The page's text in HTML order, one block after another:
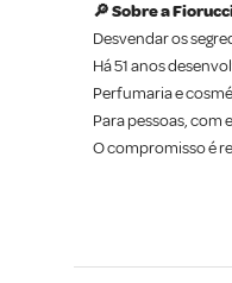
🔎 Sobre a
Desvendar os
Há 51 anos
Perfumaria e
Para pessoas,
O compromisso é